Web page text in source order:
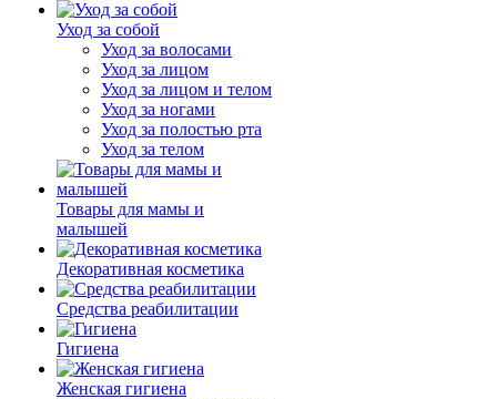
Уход за собой
Уход за волосами
Уход за лицом
Уход за лицом и телом
Уход за ногами
Уход за полостью рта
Уход за телом
Товары для мамы и
малышей
Декоративная косметика
Средства реабилитации
Гигиена
Женская гигиена